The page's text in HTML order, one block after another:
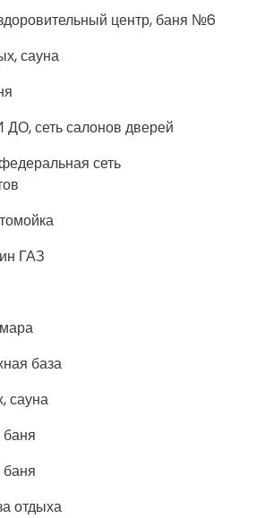
центр, баня №6
сауна
сеть салонов дверей
сеть
ГАЗ
база
сауна
отдыха